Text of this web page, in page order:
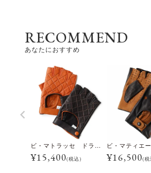
RECOMMEND
あなたにおすすめ
ビ・マトラッセ ドライビンググローブ
¥15,400(税込) ¥16,500(税